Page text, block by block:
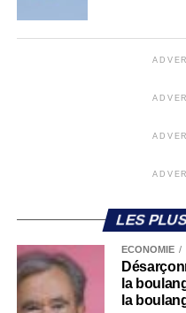
LES
ECONOMIE
la
la